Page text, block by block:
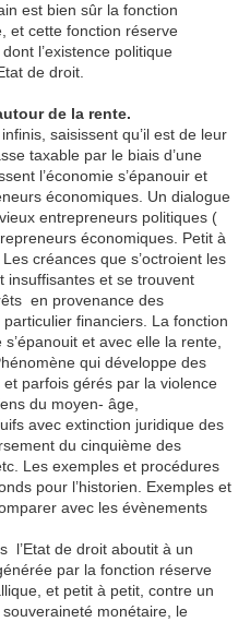
est bien sûr la fonction
et cette fonction réserve
l’existence politique
de droit.
de la rente.
saisissent qu’il est de leur
taxable par le biais d’une
l’économie s’épanouir et
économiques. Un dialogue
entrepreneurs politiques (
économiques. Petit à
créances que s’octroient les
insuffisantes et se trouvent
en provenance des
financiers. La fonction
et avec elle la rente,
qui développe des
parfois gérés par la violence
du moyen- âge,
avec extinction juridique des
du cinquième des
Les exemples et procédures
pour l’historien. Exemples et
avec les évènements
l’Etat de droit aboutit à un
par la fonction réserve
et petit à petit, contre un
monétaire, le